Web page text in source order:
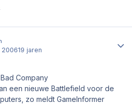
200619 jaren
Company
een nieuwe Battlefield voor de
zo meldt GameInformer